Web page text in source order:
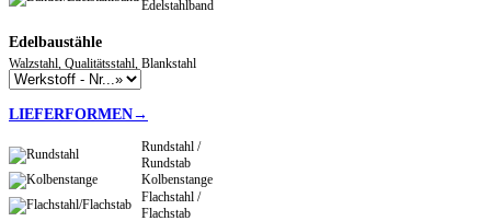
Edelstahlband
Edelbaustähle
Walzstahl, Qualitätsstahl, Blankstahl
LIEFERFORMEN→
Rundstahl /
Rundstab
Kolbenstange
Flachstahl /
Flachstab